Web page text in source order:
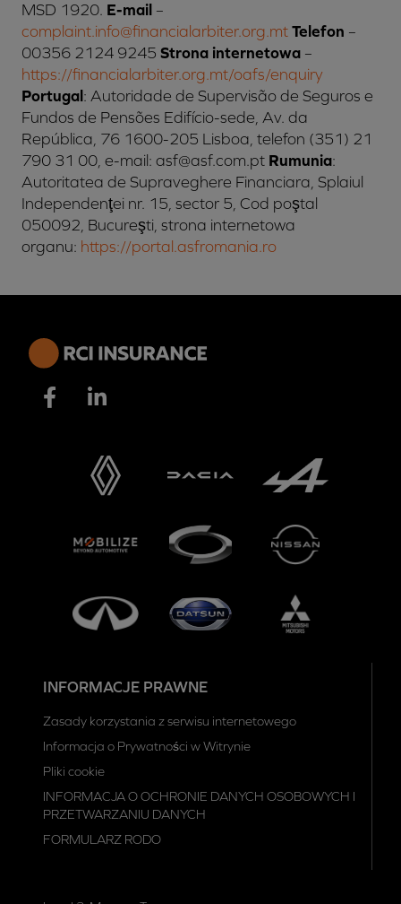
MSD 1920. E-mail –
complaint.info@financialarbiter.org.mt Telefon –
00356 2124 9245 Strona internetowa –
https://financialarbiter.org.mt/oafs/enquiry
Portugal : Autoridade de Supervisão de Seguros e
Fundos de Pensões Edifício-sede, Av. da
República, 76 1600-205 Lisboa, telefon (351) 21
790 31 00, e-mail: asf@asf.com.pt Rumunia:
Autoritatea de Supraveghere Financiara, Splaiul
Independenţei nr. 15, sector 5, Cod poştal
050092, Bucureşti, strona internetowa
organu: https://portal.asfromania.ro
INFORMACJE PRAWNE
Zasady korzystania z serwisu internetowego
Informacja o Prywatności w Witrynie
Pliki cookie
INFORMACJA O OCHRONIE DANYCH OSOBOWYCH I
PRZETWARZANIU DANYCH
FORMULARZ RODO